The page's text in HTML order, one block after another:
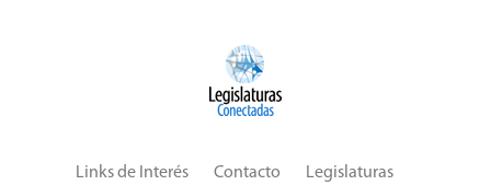
Links de Interés Contacto Legislaturas